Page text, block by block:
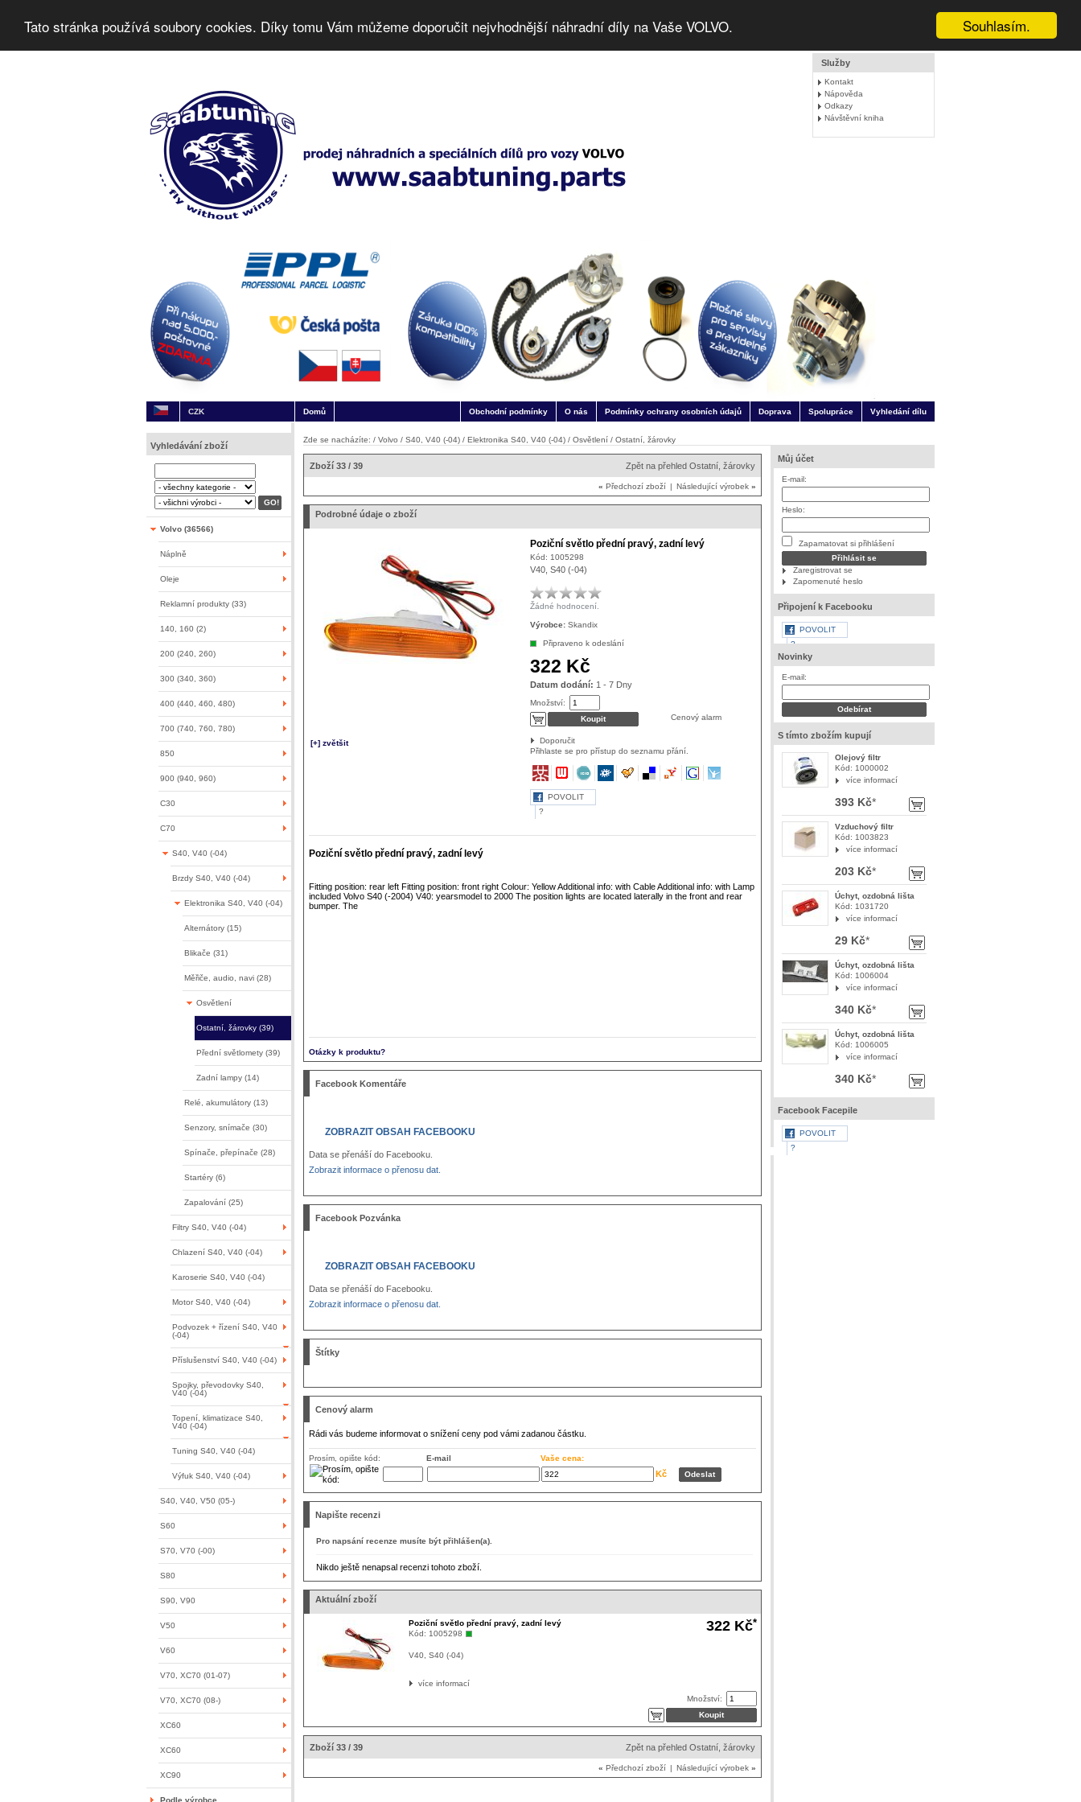
Souhlasím.
Tato stránka používá soubory cookies. Díky tomu Vám můžeme doporučit nejvhodnější náhradní díly na Vaše VOLVO.
Služby
Kontakt
Nápověda
Odkazy
Návštěvní kniha
CZK Domů Obchodní podmínky O nás Podmínky ochrany osobních údajů Doprava Spolupráce Vyhledání dílu
Vyhledávání zboží
Volvo (36566)
Náplně
Oleje
Reklamní produkty (33)
140, 160 (2)
200 (240, 260)
300 (340, 360)
400 (440, 460, 480)
700 (740, 760, 780)
850
900 (940, 960)
C30
C70
S40, V40 (-04)
Brzdy S40, V40 (-04)
Elektronika S40, V40 (-04)
Alternátory (15)
Blikače (31)
Měřiče, audio, navi (28)
Osvětlení
Ostatní, žárovky (39)
Přední světlomety (39)
Zadní lampy (14)
Relé, akumulátory (13)
Senzory, snímače (30)
Spínače, přepínače (28)
Startéry (6)
Zapalování (25)
Filtry S40, V40 (-04)
Chlazení S40, V40 (-04)
Karoserie S40, V40 (-04)
Motor S40, V40 (-04)
Podvozek + řízení S40, V40
(-04)
Příslušenství S40, V40 (-04)
Spojky, převodovky S40,
V40 (-04)
Topení, klimatizace S40,
V40 (-04)
Tuning S40, V40 (-04)
Výfuk S40, V40 (-04)
S40, V40, V50 (05-)
S60
S70, V70 (-00)
S80
S90, V90
V50
V60
V70, XC70 (01-07)
V70, XC70 (08-)
XC60
XC60
XC90
Podle výrobce
Zde se nacházíte: / Volvo / S40, V40 (-04) / Elektronika S40, V40 (-04) / Osvětlení / Ostatní, žárovky
Můj účet
E-mail:
Heslo:
Zapamatovat si přihlášení
Zaregistrovat se
Zapomenuté heslo
Připojení k Facebooku
POVOLIT
?
Novinky
E-mail:
S tímto zbožím kupují
Olejový filtr
Kód: 1000002
více informací
393 Kč*
Vzduchový filtr
Kód: 1003823
více informací
203 Kč*
Úchyt, ozdobná lišta
Kód: 1031720
více informací
29 Kč*
Úchyt, ozdobná lišta
Kód: 1006004
více informací
340 Kč*
Úchyt, ozdobná lišta
Kód: 1006005
více informací
340 Kč*
Facebook Facepile
POVOLIT
?
Zboží 33 / 39 Zpět na přehled Ostatní, žárovky
« Předchozí zboží | Následující výrobek »
Podrobné údaje o zboží
Poziční světlo přední pravý, zadní levý
Kód: 1005298
[+] zvětšit
V40, S40 (-04)
Žádné hodnocení.
Výrobce: Skandix
Připraveno k odeslání
322 Kč
Datum dodání: 1 - 7 Dny
Množství:
Cenový alarm
Doporučit
Přihlaste se pro přístup do seznamu přání.
POVOLIT
?
Poziční světlo přední pravý, zadní levý
Fitting position: rear left Fitting position: front right Colour: Yellow Additional info: with Cable Additional info: with Lamp
included Volvo S40 (-2004) V40: yearsmodel to 2000 The position lights are located laterally in the front and rear
bumper. The
Otázky k produktu?
Facebook Komentáře
ZOBRAZIT OBSAH FACEBOOKU
Data se přenáší do Facebooku.
Zobrazit informace o přenosu dat.
Facebook Pozvánka
ZOBRAZIT OBSAH FACEBOOKU
Data se přenáší do Facebooku.
Zobrazit informace o přenosu dat.
Štítky
Cenový alarm
Rádi vás budeme informovat o snížení ceny pod vámi zadanou částku.
Prosím, opište kód: E-mail Vaše cena:
Kč
Napište recenzi
Pro napsání recenze musíte být přihlášen(a).
Nikdo ještě nenapsal recenzi tohoto zboží.
Aktuální zboží
Poziční světlo přední pravý, zadní levý
Kód: 1005298
V40, S40 (-04)
více informací
322 Kč*
Množství:
Zboží 33 / 39 Zpět na přehled Ostatní, žárovky
« Předchozí zboží | Následující výrobek »